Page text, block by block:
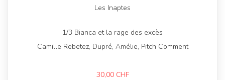
Les Inaptes
1/3 Bianca et la rage des excès
Camille Rebetez, Dupré, Amélie, Pitch Comment
30,00 CHF